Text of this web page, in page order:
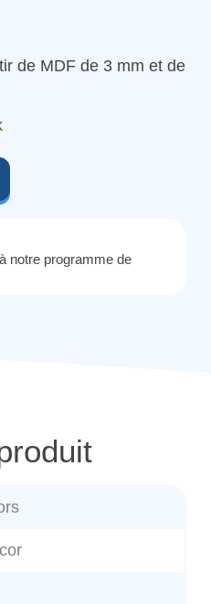
de MDF de 3 mm et de
notre programme de